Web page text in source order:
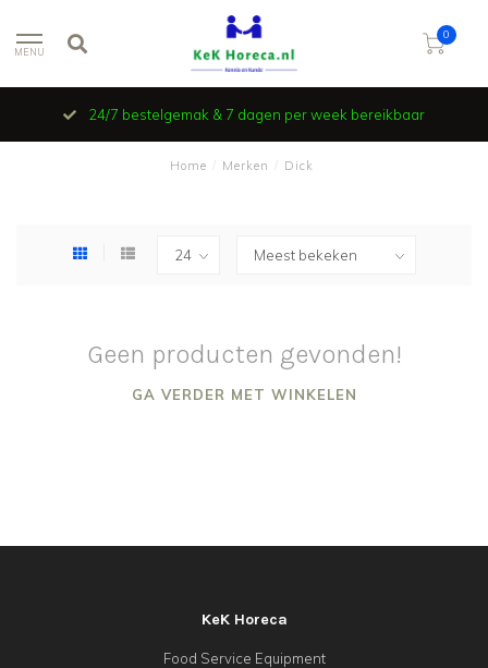
MENU
0
24/7 bestelgemak & 7 dagen per week bereikbaar
Home Merken Dick
Geen producten gevonden!
GA VERDER MET WINKELEN
KeK Horeca
Food Service Equipment